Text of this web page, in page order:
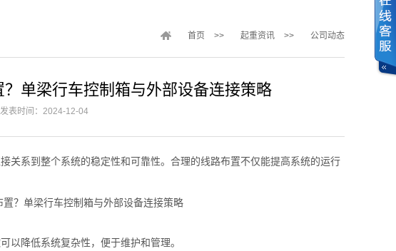
首页 >> 起重资讯 >> 公司动态
单梁行车控制箱与外部设备连接策略
发表时间：2024-12-04
关系到整个系统的稳定性和可靠性。合理的线路布置不仅能提高系统的运行
以降低系统复杂性，便于维护和管理。